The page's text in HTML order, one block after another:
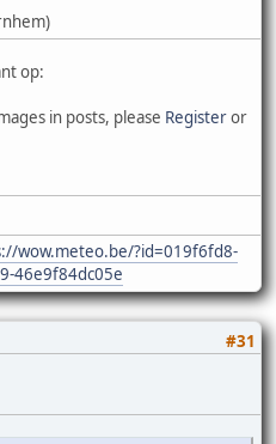
op:
in posts, please Registeror
wow.meteo.be/?id=019f6fd8-
46e9f84dc05e
#31